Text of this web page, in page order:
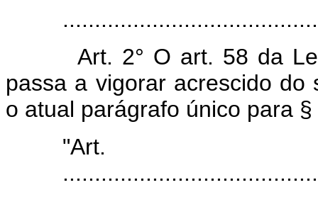
Art. 2° O art. 58 da
passa a vigorar acrescido do
o atual parágrafo único para §